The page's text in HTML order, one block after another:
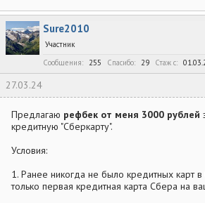
Sure2010
Участник
Сообщения
255 Спасибо 29 Стаж c
27.03.24
Предлагаю рефбек от меня 3000 рублей
кредитную "Сберкарту".
Условия:
1. Ранее никогда не было кредитных карт
только первая кредитная карта Сбера на